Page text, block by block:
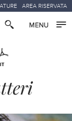
AREA RISERVATA
IT